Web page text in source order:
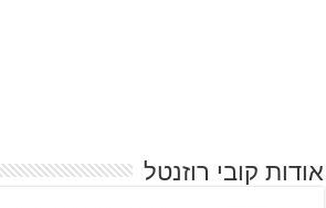
אודות קובי רוזנטל